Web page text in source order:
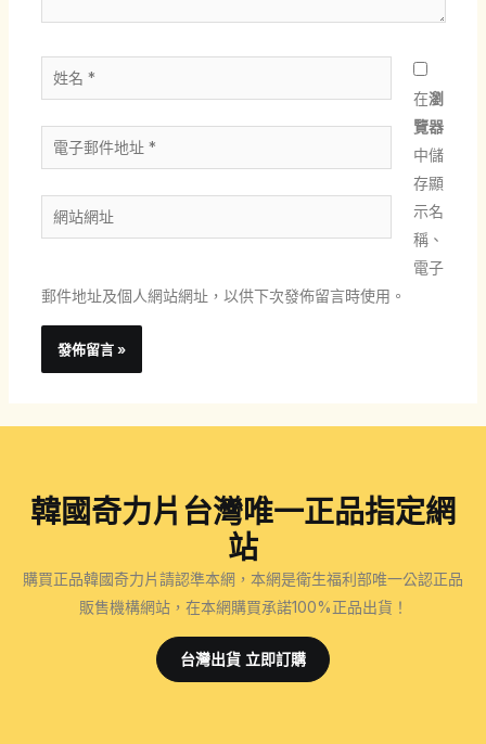
名
*
電
子
郵
件
*
站
址
在瀏
覽器
中儲
存顯
示名
稱、
電子
郵件地址及個人網站網址，以供下次發佈留言時使用。
韓國奇力片台灣唯一正品指定網
站
購買正品韓國奇力片請認準本網，本網是衛生福利部唯一公認正品
販售機構網站，在本網購買承諾100%正品出貨！
台灣出貨 立即訂購